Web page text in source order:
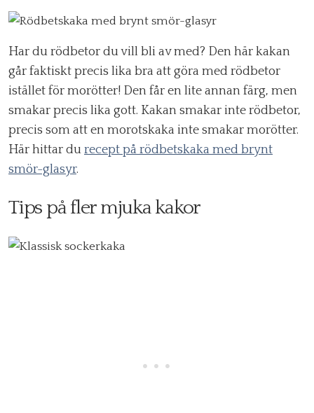
Har du rödbetor du vill bli av med? Den här kakan
går faktiskt precis lika bra att göra med rödbetor
istället för morötter! Den får en lite annan färg, men
smakar precis lika gott. Kakan smakar inte rödbetor,
precis som att en morotskaka inte smakar morötter.
Här hittar du recept på rödbetskaka med brynt
smör-glasyr.
Tips på fler mjuka kakor